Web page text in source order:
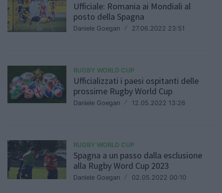
Ufficiale: Romania ai Mondiali al
posto della Spagna
Daniele Goegan / 27.06.2022 23:51
RUGBY WORLD CUP
Ufficializzati i paesi ospitanti delle
prossime Rugby World Cup
Daniele Goegan / 12.05.2022 13:26
RUGBY WORLD CUP
Spagna a un passo dalla esclusione
alla Rugby Word Cup 2023
Daniele Goegan / 02.05.2022 00:10